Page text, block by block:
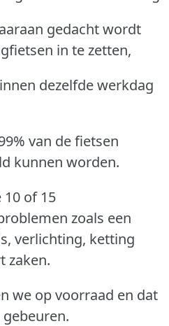
gedacht wordt
in te zetten,
dezelfde werkdag
van de fietsen
kunnen worden.
10 of 15
zoals een
verlichting, ketting
zaken.
we op voorraad en dat